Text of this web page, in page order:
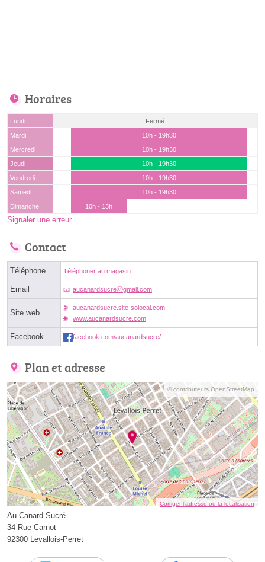
Horaires
Lundi
Fermé
Mardi
10h - 19h30
Mercredi
10h - 19h30
Jeudi
10h - 19h30
Vendredi
10h - 19h30
Samedi
10h - 19h30
Dimanche
10h - 13h
Signaler une erreur
Contact
Téléphone Téléphoner au magasin
Email aucanardsucreⓐgmail.com
Site web
aucanardsucre.site-solocal.com
www.aucanardsucre.com
Facebook facebook.com/aucanardsucre/
Plan et adresse
© contributeurs OpenStreetMap
Corriger l’adresse ou la localisation
Au Canard Sucré
34 Rue Carnot
92300 Levallois-Perret